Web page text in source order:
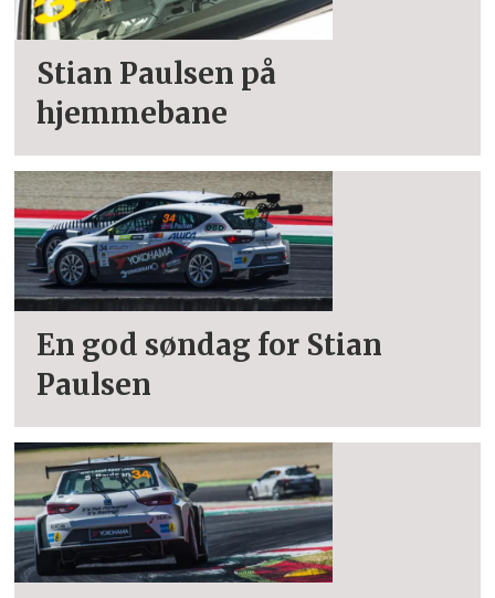
Stian Paulsen på
hjemmebane
En god søndag for Stian
Paulsen